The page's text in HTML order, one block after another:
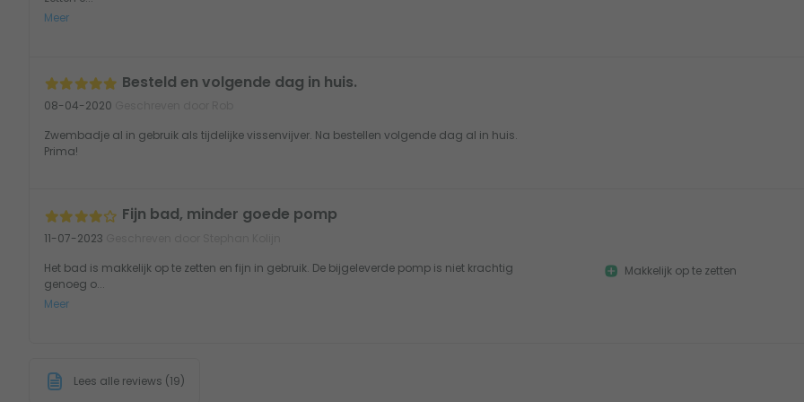
Meer
Besteld en volgende dag in huis.
08-04-2020
Zwembadje al in gebruik als tijdelijke vissenvijver. Na bestellen volgende dag al in huis.
Prima!
Fijn bad, minder goede pomp
11-07-2023
Het bad is makkelijk op te zetten en fijn in gebruik. De bijgeleverde pomp is niet krachtig
genoeg o...
Meer
Makkelijk op te zetten
Lees alle reviews (19)